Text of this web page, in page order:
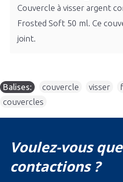
Couvercle à visser argent
Frosted Soft 50 ml. Ce
joint.
Balises: couvercle visser
couvercles
Voulez-vous
contactions ?